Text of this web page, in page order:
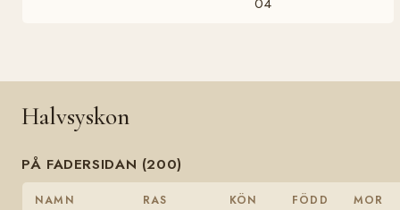
04
Halvsyskon
PÅ FADERSIDAN (200)
NAMN RAS KÖN FÖDD MOR